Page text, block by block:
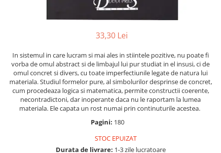
SelfConnect
SelfHealing
Vindecare Spirituala
Sanatate
33,30 Lei
In sistemul in care lucram si mai ales in stiintele pozitive, nu poate fi
vorba de omul abstract si de limbajul lui pur studiat in el insusi, ci de
omul concret si divers, cu toate imperfectiunile legate de natura lui
materiala. Studiul formelor pure, al simbolurilor desprinse de concret,
cum procedeaza logica si matematica, permite constructii coerente,
necontradictoni, dar inoperante daca nu le raportam la lumea
materiala. Ele capata un rost numai prin continuturile acestea.
Pagini: 180
STOC EPUIZAT
Durata de livrare: 1-3 zile lucratoare